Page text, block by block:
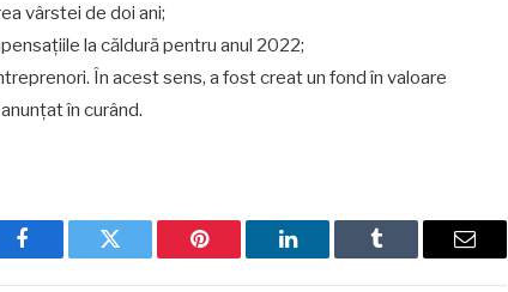
vârstei de doi ani;
la căldură pentru anul 2022;
În acest sens, a fost creat un fond în valoare
în curând.
Facebook Twitter Pinterest LinkedIn Tumblr Email